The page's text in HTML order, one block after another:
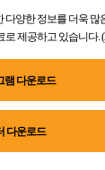
다양한 정보를 더욱
제공하고 있습니다.
램 다운로드
다운로드